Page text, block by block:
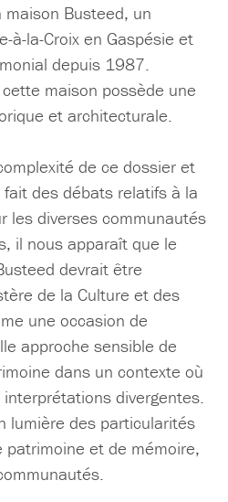
Busteed, un
à-la-Croix en Gaspésie et
depuis 1987.
maison possède une
et architecturale.
de ce dossier et
des débats relatifs à la
les diverses communautés
il nous apparaît que le
devrait être
de la Culture et des
une occasion de
approche sensible de
dans un contexte où
divergentes.
lumière des particularités
et de mémoire,